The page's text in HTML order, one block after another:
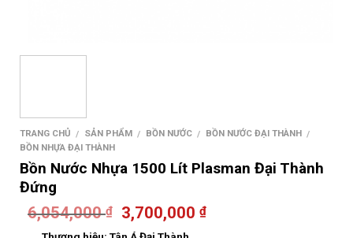
TRANG CHỦ / SẢN PHẨM / BỒN NƯỚC / BỒN NƯỚC ĐẠI THÀNH /
BỒN NHỰA ĐẠI THÀNH
Bồn Nước Nhựa 1500 Lít Plasman Đại Thành
Đứng
6,054,000₫ 3,700,000₫